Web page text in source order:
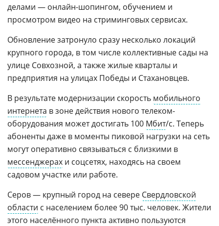
делами — онлайн-шопингом, обучением и
просмотром видео на стриминговых сервисах.
Обновление затронуло сразу несколько локаций
крупного города, в том числе коллективные сады на
улице Совхозной, а также жилые кварталы и
предприятия на улицах Победы и Стахановцев.
В результате модернизации скорость мобильного
интернета в зоне действия нового телеком-
оборудования может достигать 100 Мбит/с. Теперь
абоненты даже в моменты пиковой нагрузки на сеть
могут оперативно связываться с близкими в
мессенджерах и соцсетях, находясь на своем
садовом участке или работе.
Серов — крупный город на севере Свердловской
области с населением более 90 тыс. человек. Жители
этого населённого пункта активно пользуются